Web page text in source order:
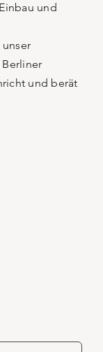
und
Berliner
und berät